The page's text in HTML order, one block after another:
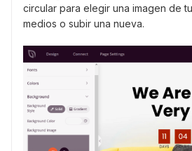
circular para elegir una imagen de
medios o subir una nueva.